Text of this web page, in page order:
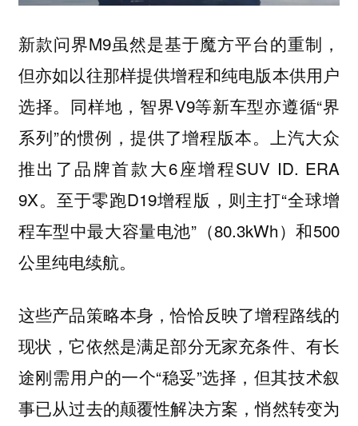
新款问界M9虽然是基于魔方平台的重制，
但亦如以往那样提供增程和纯电版本供用户
选择。同样地，智界V9等新车型亦遵循“界
系列”的惯例，提供了增程版本。上汽大众
推出了品牌首款大6座增程SUV ID. ERA
9X。至于零跑D19增程版，则主打“全球增
程车型中最大容量电池”（80.3kWh）和500
公里纯电续航。
这些产品策略本身，恰恰反映了增程路线的
现状，它依然是满足部分无家充条件、有长
途刚需用户的一个“稳妥”选择，但其技术叙
事已从过去的颠覆性解决方案，悄然转变为